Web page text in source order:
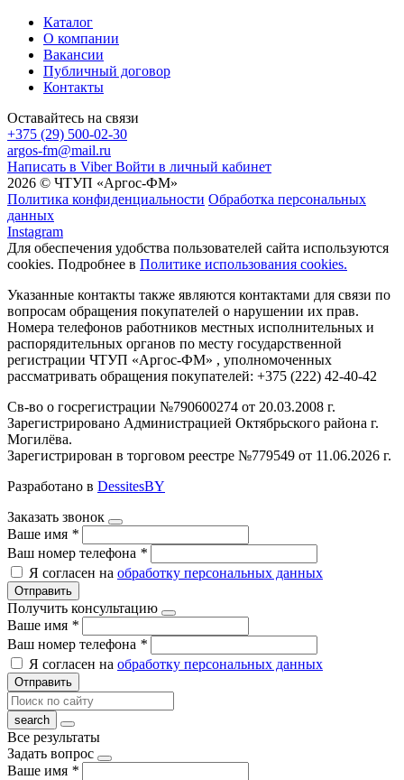
Каталог
О компании
Вакансии
Публичный договор
Контакты
Оставайтесь на связи
+375 (29) 500-02-30
argos-fm@mail.ru
Написать в Viber Войти в личный кабинет
2026 © ЧТУП «Аргос-ФМ»
Политика конфиденциальности Обработка персональных
данных
Instagram
Для обеспечения удобства пользователей сайта используются
cookies. Подробнее в Политике использования cookies.
Указанные контакты также являются контактами для связи по
вопросам обращения покупателей о нарушении их прав.
Номера телефонов работников местных исполнительных и
распорядительных органов по месту государственной
регистрации ЧТУП «Аргос-ФМ» , уполномоченных
рассматривать обращения покупателей: +375 (222) 42-40-42
Св-во о госрегистрации №790600274 от 20.03.2008 г.
Зарегистрировано Администрацией Октябрьского района г.
Могилёва.
Зарегистрирован в торговом реестре №779549 от 11.06.2026 г.
Разработано в DessitesBY
Заказать звонок
Ваше имя *
Ваш номер телефона *
Я согласен на обработку персональных данных
Отправить
Получить консультацию
Ваше имя *
Ваш номер телефона *
Я согласен на обработку персональных данных
Отправить
Все результаты
Задать вопрос
Ваше имя *